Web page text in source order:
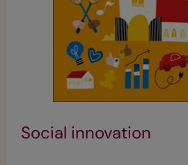
Social innovation